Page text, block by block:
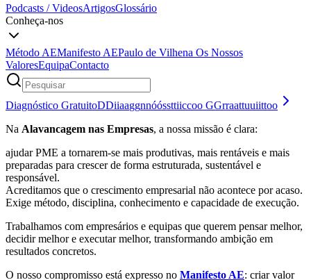
Podcasts / VideosArtigosGlossário
Conheça-nos
Método AEManifesto AEPaulo de Vilhena Os Nossos
ValoresEquipaContacto
Diagnóstico GratuitoDDiiaaggnnóóssttiiccoo GGrraattuuiittoo
Na Alavancagem nas Empresas, a nossa missão é clara:
ajudar PME a tornarem-se mais produtivas, mais rentáveis e mais
preparadas para crescer de forma estruturada, sustentável e
responsável.
Acreditamos que o crescimento empresarial não acontece por acaso.
Exige método, disciplina, conhecimento e capacidade de execução.
Trabalhamos com empresários e equipas que querem pensar melhor,
decidir melhor e executar melhor, transformando ambição em
resultados concretos.
O nosso compromisso está expresso no Manifesto AE: criar valor